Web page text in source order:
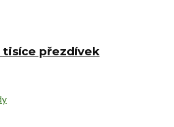
tisíce přezdívek